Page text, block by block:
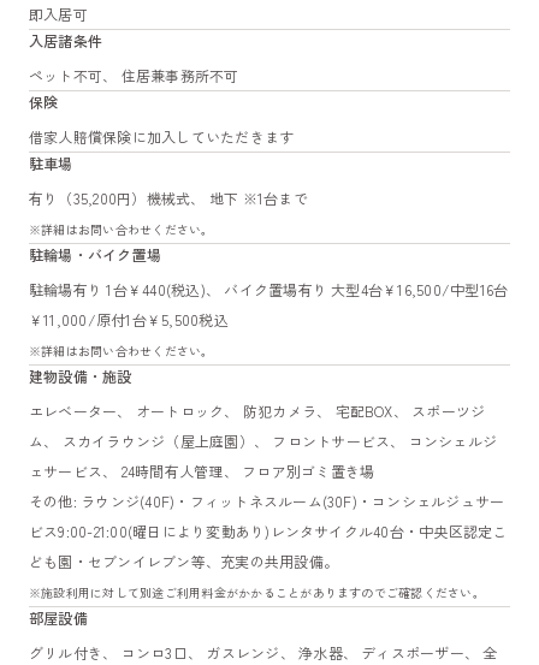
即入居可
入居諸条件
ペット不可、 住居兼事務所不可
保険
借家人賠償保険に加入していただきます
駐車場
有り（35,200円）機械式、 地下 ※1台まで
※詳細はお問い合わせください。
駐輪場・バイク置場
駐輪場有り 1台￥440(税込)、 バイク置場有り 大型4台￥16,500/中型16台
￥11,000/原付1台￥5,500税込
※詳細はお問い合わせください。
建物設備・施設
エレベーター、 オートロック、 防犯カメラ、 宅配BOX、 スポーツジ
ム、 スカイラウンジ（屋上庭園）、 フロントサービス、 コンシェルジ
ェサービス、 24時間有人管理、 フロア別ゴミ置き場
その他: ラウンジ(40F)・フィットネスルーム(30F)・コンシェルジュサー
ビス9:00-21:00(曜日により変動あり)レンタサイクル40台・中央区認定こ
ども園・セブンイレブン等、充実の共用設備。
※施設利用に対して別途ご利用料金がかかることがありますのでご確認ください。
部屋設備
グリル付き、 コンロ3口、 ガスレンジ、 浄水器、 ディスポーザー、 全